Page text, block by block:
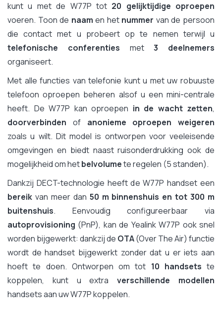
kunt u met de W77P tot 20 gelijktijdige oproepen
voeren. Toon de naam en het nummer van de persoon
die contact met u probeert op te nemen terwijl u
telefonische conferenties met3 deelnemers
organiseert.
Met alle functies van telefonie kunt u met uw robuuste
telefoon oproepen beheren alsof u een mini-centrale
heeft. De W77P kan oproepen in de wacht zetten,
doorverbinden of anonieme oproepen weigeren
zoals u wilt. Dit model is ontworpen voor veeleisende
omgevingen en biedt naast ruisonderdrukking ook de
mogelijkheid om hetbelvolumete regelen (5 standen).
Dankzij DECT-technologie heeft de W77P handset een
bereik van meer dan 50 m binnenshuis en tot 300 m
buitenshuis. Eenvoudig configureerbaar via
autoprovisioning (PnP), kan de Yealink W77P ook snel
worden bijgewerkt: dankzij de OTA(Over The Air) functie
wordt de handset bijgewerkt zonder dat u er iets aan
hoeft te doen. Ontworpen om tot 10 handsets te
koppelen, kunt u extraverschillende modellen
handsets aan uw W77P koppelen.